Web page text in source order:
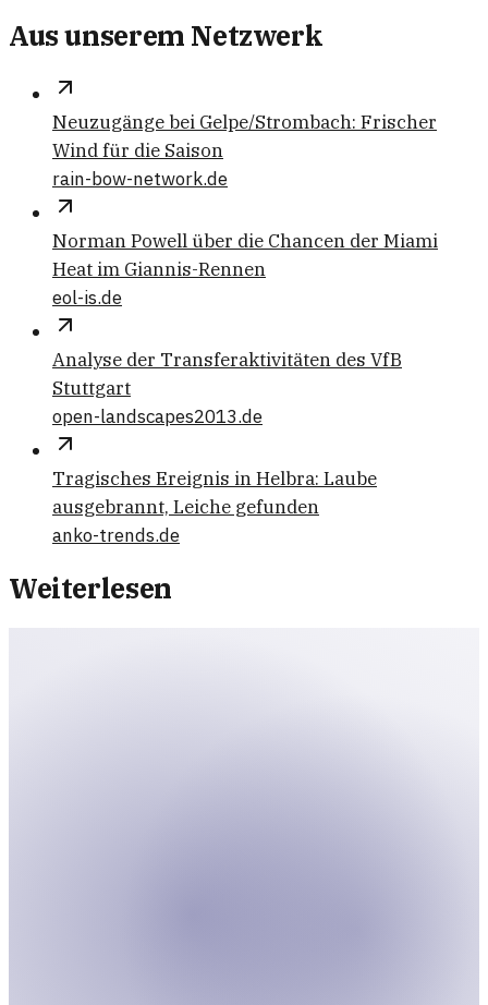
Aus unserem Netzwerk
Neuzugänge bei Gelpe/Strombach: Frischer
Wind für die Saison
rain-bow-network.de
Norman Powell über die Chancen der Miami
Heat im Giannis-Rennen
eol-is.de
Analyse der Transferaktivitäten des VfB
Stuttgart
open-landscapes2013.de
Tragisches Ereignis in Helbra: Laube
ausgebrannt, Leiche gefunden
anko-trends.de
Weiterlesen